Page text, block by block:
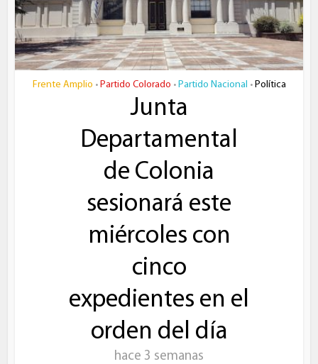
Frente Amplio • Partido Colorado • Partido Nacional • Política
Junta
Departamental
de Colonia
sesionará este
miércoles con
cinco
expedientes en el
orden del día
hace 3 semanas